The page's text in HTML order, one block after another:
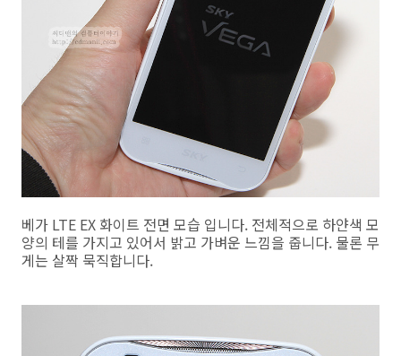
베가 LTE EX 화이트 전면 모습 입니다. 전체적으로 하얀색 모
양의 테를 가지고 있어서 밝고 가벼운 느낌을 줍니다. 물론 무
게는 살짝 묵직합니다.